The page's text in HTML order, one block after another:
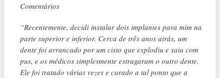
Comentários
“Recentemente, decidi instalar dois implantes para mim na
parte superior e inferior. Cerca de três anos atrás, um
dente foi arrancado por um cisto que explodiu e saiu com
pus, e os médicos simplesmente estragaram o outro dente.
Ele foi tratado várias vezes e curado a tal ponto que a